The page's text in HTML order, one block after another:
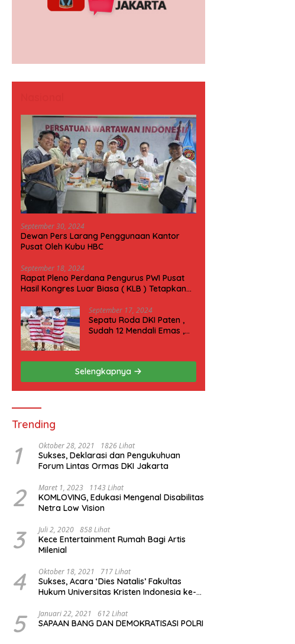
September 30, 2024
Dewan Pers Larang Penggunaan Kantor
Pusat Oleh Kubu HBC
September 18, 2024
Rapat Pleno Perdana Pengurus PWI Pusat
Hasil Kongres Luar Biasa ( KLB ) Tetapkan
September 17, 2024
Sepatu Roda DKI Paten ,
Sudah 12 Mendali Emas ,
Selengkapnya
Trending
1 Oktober 28, 2021 1826 Lihat
Sukses, Deklarasi dan Pengukuhuan
Forum Lintas Ormas DKI Jakarta
2 Maret 1, 2023 1143 Lihat
KOMLOVING, Edukasi Mengenal Disabilitas
Netra Low Vision
3 Juli 2, 2020 858 Lihat
Kece Entertainment Rumah Bagi Artis
Milenial
4 Oktober 18, 2021 717 Lihat
Sukses, Acara ‘Dies Natalis’ Fakultas
Hukum Universitas Kristen Indonesia ke-
5 Januari 22, 2021 612 Lihat
SAPAAN BANG DAN DEMOKRATISASI POLRI